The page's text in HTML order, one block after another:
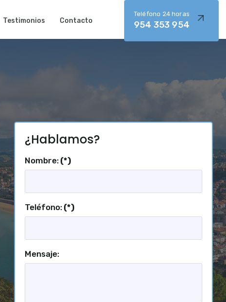
Testimonios Contacto
Teléfono 24 horas
954 353 954
¿Hablamos?
Nombre: (*)
Teléfono: (*)
Mensaje: